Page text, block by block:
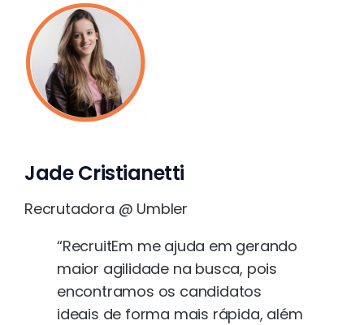
Jade Cristianetti
Recrutadora @ Umbler
“RecruitEm me ajuda em gerando
maior agilidade na busca, pois
encontramos os candidatos
ideais de forma mais rápida, além